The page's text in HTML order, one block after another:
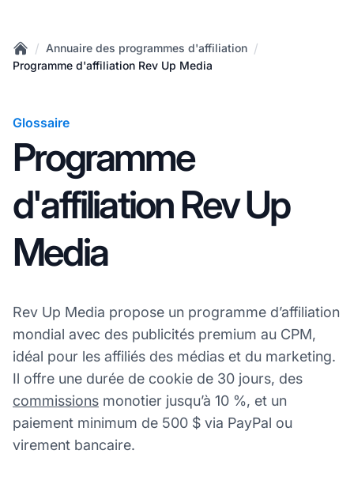
Home
/ Annuaire des programmes d'affiliation /
Programme d'affiliation Rev Up Media
Glossaire
Programme
d'affiliation Rev Up
Media
Rev Up Media propose un programme d’affiliation
mondial avec des publicités premium au CPM,
idéal pour les affiliés des médias et du marketing.
Il offre une durée de cookie de 30 jours, des
commissions monotier jusqu’à 10 %, et un
paiement minimum de 500 $ via PayPal ou
virement bancaire.